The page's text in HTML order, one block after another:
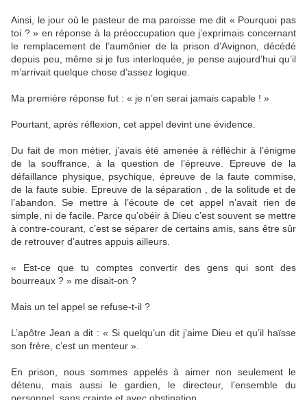
Ainsi, le jour où le pasteur de ma paroisse me dit « Pourquoi pas
toi ? » en réponse à la préoccupation que j’exprimais concernant
le remplacement de l’aumônier de la prison d’Avignon, décédé
depuis peu, même si je fus interloquée, je pense aujourd’hui qu’il
m’arrivait quelque chose d’assez logique.
Ma première réponse fut : « je n’en serai jamais capable ! »
Pourtant, après réflexion, cet appel devint une évidence.
Du fait de mon métier, j’avais été amenée à réfléchir à l’énigme
de la souffrance, à la question de l’épreuve. Epreuve de la
défaillance physique, psychique, épreuve de la faute commise,
de la faute subie. Epreuve de la séparation , de la solitude et de
l’abandon. Se mettre à l’écoute de cet appel n’avait rien de
simple, ni de facile. Parce qu’obéir à Dieu c’est souvent se mettre
à contre-courant, c’est se séparer de certains amis, sans être sûr
de retrouver d’autres appuis ailleurs.
« Est-ce que tu comptes convertir des gens qui sont des
bourreaux ? » me disait-on ?
Mais un tel appel se refuse-t-il ?
L’apôtre Jean a dit : « Si quelqu’un dit j’aime Dieu et qu’il haïsse
son frère, c’est un menteur ».
En prison, nous sommes appelés à aimer non seulement le
détenu, mais aussi le gardien, le directeur, l’ensemble du